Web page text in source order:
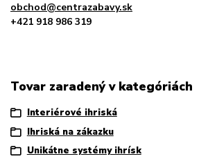
obchod@centrazabavy.sk
+421 918 986 319
Tovar zaradený v kategóriách
Interiérové ihriská
Ihriská na zákazku
Unikátne systémy ihrísk